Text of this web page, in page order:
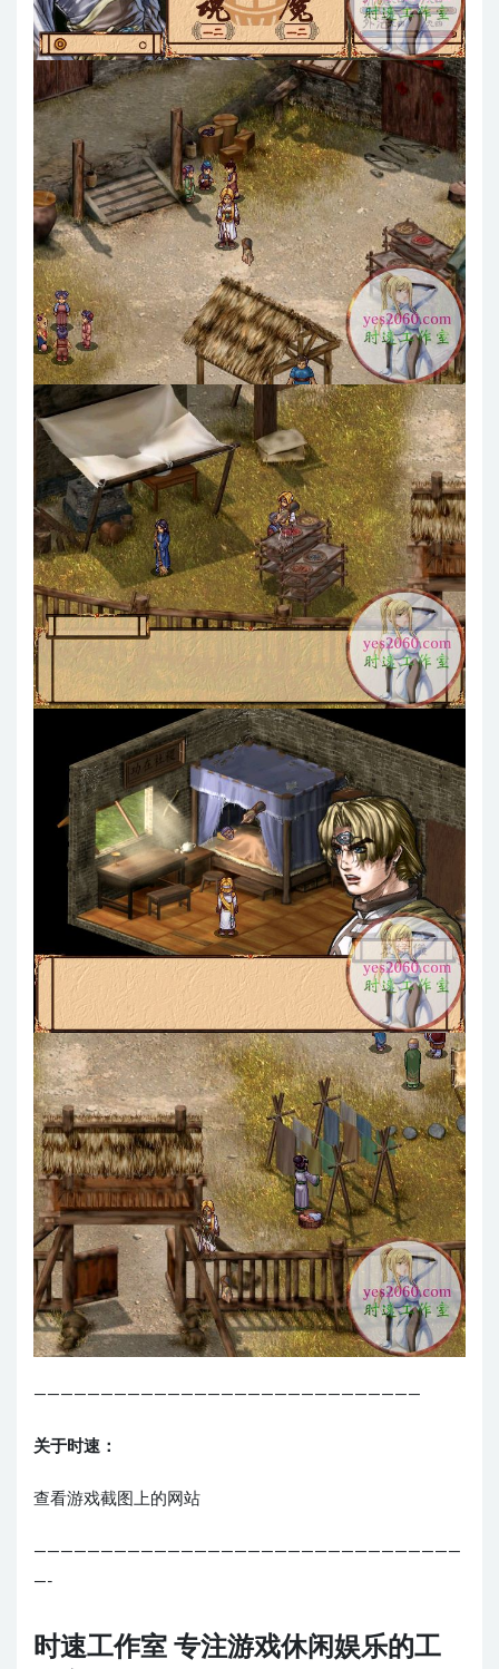
—————————————————————————————
关于时速：
查看游戏截图上的网站
————————————————————————————————
—-
时速工作室 专注游戏休闲娱乐的工